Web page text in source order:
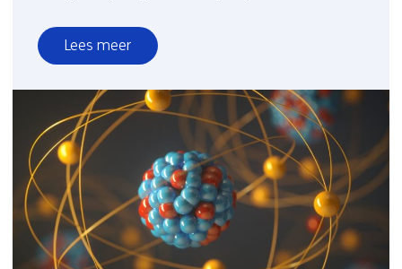
Lees meer
over
Kans
op
halen
klimaatdoel
2030
heel
erg
klein;
stevig,